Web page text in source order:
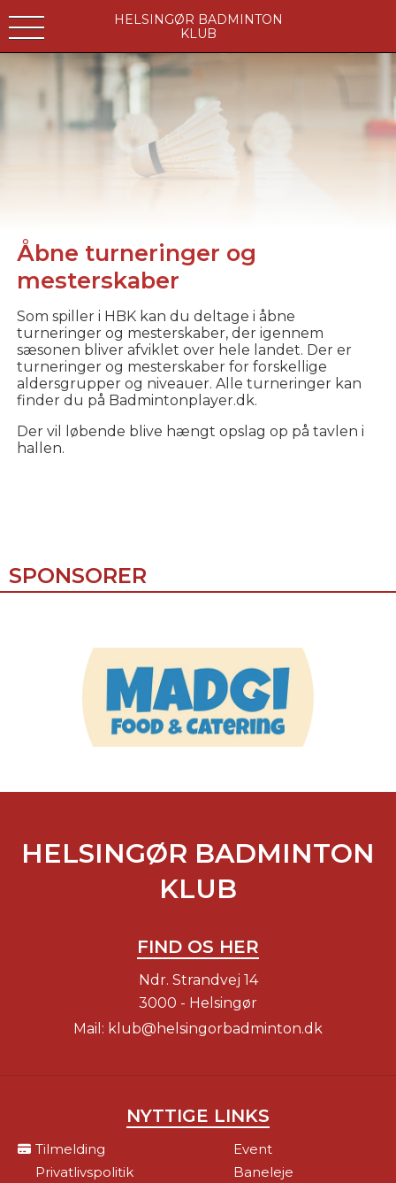
HELSINGØR BADMINTON
KLUB
Åbne turneringer og
mesterskaber
Som spiller i HBK kan du deltage i åbne
turneringer og mesterskaber, der igennem
sæsonen bliver afviklet over hele landet. Der er
turneringer og mesterskaber for forskellige
aldersgrupper og niveauer. Alle turneringer kan
finder du på Badmintonplayer.dk.
Der vil løbende blive hængt opslag op på tavlen i
hallen.
SPONSORER
HELSINGØR BADMINTON
KLUB
FIND OS HER
Ndr. Strandvej 14
3000 - Helsingør
Mail: klub@helsingorbadminton.dk
NYTTIGE LINKS
Tilmelding
Event
Privatlivspolitik
Baneleje